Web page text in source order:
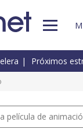
Próximos
película de